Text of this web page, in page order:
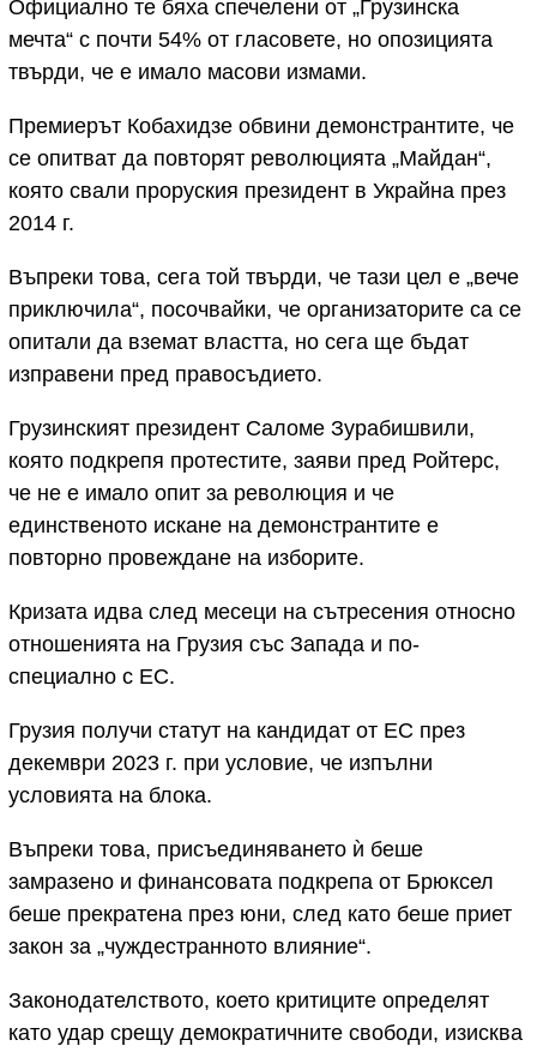
Официално те бяха спечелени от „Грузинска
мечта“ с почти 54% от гласовете, но опозицията
твърди, че е имало масови измами.
Премиерът Кобахидзе обвини демонстрантите, че
се опитват да повторят революцията „Майдан“,
която свали проруския президент в Украйна през
2014 г.
Въпреки това, сега той твърди, че тази цел е „вече
приключила“, посочвайки, че организаторите са се
опитали да вземат властта, но сега ще бъдат
изправени пред правосъдието.
Грузинският президент Саломе Зурабишвили,
която подкрепя протестите, заяви пред Ройтерс,
че не е имало опит за революция и че
единственото искане на демонстрантите е
повторно провеждане на изборите.
Кризата идва след месеци на сътресения относно
отношенията на Грузия със Запада и по-
специално с ЕС.
Грузия получи статут на кандидат от ЕС през
декември 2023 г. при условие, че изпълни
условията на блока.
Въпреки това, присъединяването ѝ беше
замразено и финансовата подкрепа от Брюксел
беше прекратена през юни, след като беше приет
закон за „чуждестранното влияние“.
Законодателството, което критиците определят
като удар срещу демократичните свободи, изисква